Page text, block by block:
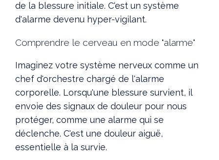
de la blessure initiale. C'est un système
d'alarme devenu hyper-vigilant.
Comprendre le cerveau en mode "alarme"
Imaginez votre système nerveux comme un
chef d'orchestre chargé de l'alarme
corporelle. Lorsqu'une blessure survient, il
envoie des signaux de douleur pour nous
protéger, comme une alarme qui se
déclenche. C'est une douleur aiguë,
essentielle à la survie.